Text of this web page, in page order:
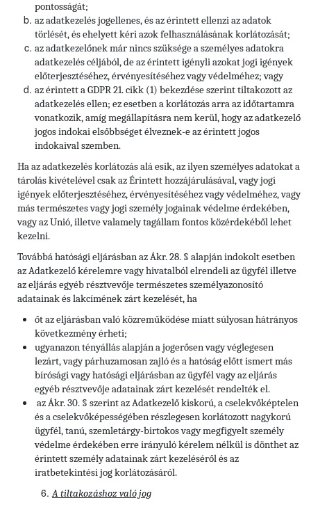
pontosságát;
az adatkezelés jogellenes, és az érintett ellenzi az adatok
törlését, és ehelyett kéri azok felhasználásának korlátozását;
az adatkezelőnek már nincs szüksége a személyes adatokra
adatkezelés céljából, de az érintett igényli azokat jogi igények
előterjesztéséhez, érvényesítéséhez vagy védelméhez; vagy
az érintett a GDPR 21. cikk (1) bekezdése szerint tiltakozott az
adatkezelés ellen; ez esetben a korlátozás arra az időtartamra
vonatkozik, amíg megállapításra nem kerül, hogy az adatkezelő
jogos indokai elsőbbséget élveznek-e az érintett jogos
indokaival szemben.
Ha az adatkezelés korlátozás alá esik, az ilyen személyes adatokat a
tárolás kivételével csak az Érintett hozzájárulásával, vagy jogi
igények előterjesztéséhez, érvényesítéséhez vagy védelméhez, vagy
más természetes vagy jogi személy jogainak védelme érdekében,
vagy az Unió, illetve valamely tagállam fontos közérdekéből lehet
kezelni.
Továbbá hatósági eljárásban az Ákr. 28. § alapján indokolt esetben
az Adatkezelő kérelemre vagy hivatalból elrendeli az ügyfél illetve
az eljárás egyéb résztvevője természetes személyazonosító
adatainak és lakcímének zárt kezelését, ha
őt az eljárásban való közreműködése miatt súlyosan hátrányos
következmény érheti;
ugyanazon tényállás alapján a jogerősen vagy véglegesen
lezárt, vagy párhuzamosan zajló és a hatóság előtt ismert más
bírósági vagy hatósági eljárásban az ügyfél vagy az eljárás
egyéb résztvevője adatainak zárt kezelését rendelték el.
az Ákr. 30. § szerint az Adatkezelő kiskorú, a cselekvőképtelen
és a cselekvőképességében részlegesen korlátozott nagykorú
ügyfél, tanú, szemletárgy-birtokos vagy megfigyelt személy
védelme érdekében erre irányuló kérelem nélkül is dönthet az
érintett személy adatainak zárt kezeléséről és az
iratbetekintési jog korlátozásáról.
A tiltakozáshoz való jog